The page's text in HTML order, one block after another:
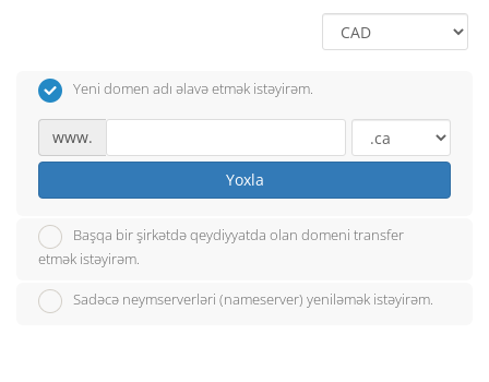
Yeni domen adı əlavə etmək istəyirəm.
www.
Yoxla
Başqa bir şirkətdə qeydiyyatda olan domeni transfer
etmək istəyirəm.
Sadəcə neymserverləri (nameserver) yeniləmək istəyirəm.